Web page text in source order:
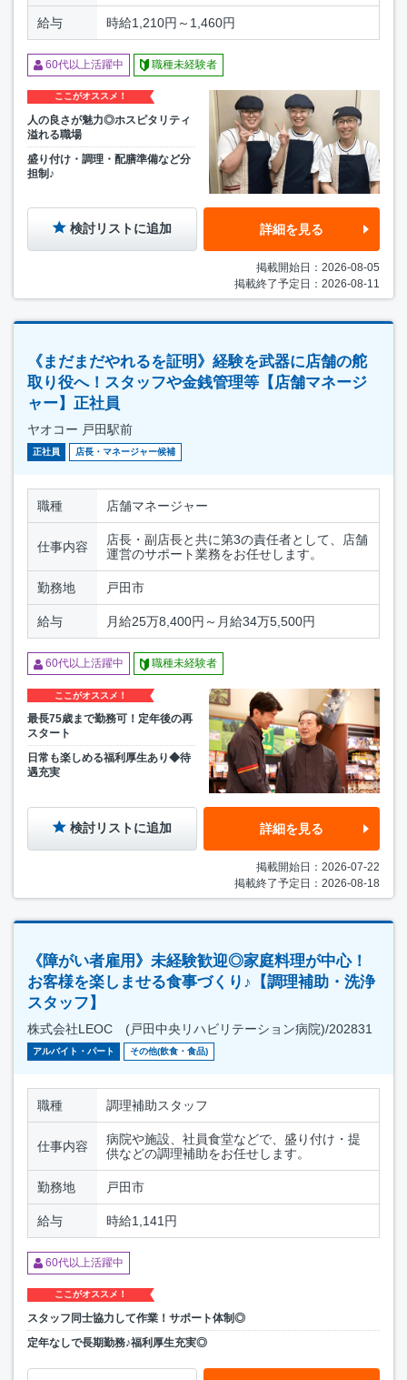
給与 時給1,210円～1,460円
60代以上活躍中 職種未経験者
ここがオススメ！
人の良さが魅力◎ホスピタリティ
溢れる職場
盛り付け・調理・配膳準備など分
担制♪
検討リストに追加 詳細を見る
掲載開始日：2026-08-05
掲載終了予定日：2026-08-11
《まだまだやれるを証明》経験を武器に店舗の舵
取り役へ！スタッフや金銭管理等【店舗マネージ
ャー】正社員
ヤオコー 戸田駅前
正社員 店長・マネージャー候補
職種 店舗マネージャー
仕事内容
店長・副店長と共に第3の責任者として、店舗
運営のサポート業務をお任せします。
勤務地 戸田市
給与 月給25万8,400円～月給34万5,500円
60代以上活躍中 職種未経験者
ここがオススメ！
最長75歳まで勤務可！定年後の再
スタート
日常も楽しめる福利厚生あり◆待
遇充実
検討リストに追加 詳細を見る
掲載開始日：2026-07-22
掲載終了予定日：2026-08-18
《障がい者雇用》未経験歓迎◎家庭料理が中心！
お客様を楽しませる食事づくり♪【調理補助・洗浄
スタッフ】
株式会社LEOC (戸田中央リハビリテーション病院)/202831
アルバイト・パート その他(飲食・食品)
職種 調理補助スタッフ
仕事内容
病院や施設、社員食堂などで、盛り付け・提
供などの調理補助をお任せします。
勤務地 戸田市
給与 時給1,141円
60代以上活躍中
ここがオススメ！
スタッフ同士協力して作業！サポート体制◎
定年なしで長期勤務♪福利厚生充実◎